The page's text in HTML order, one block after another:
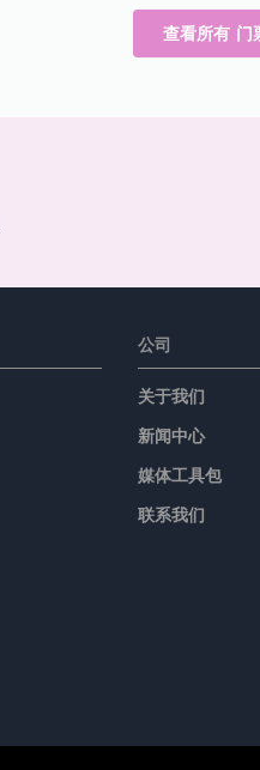
查看所有 门
公司
关于我们
新闻中心
媒体工具包
联系我们